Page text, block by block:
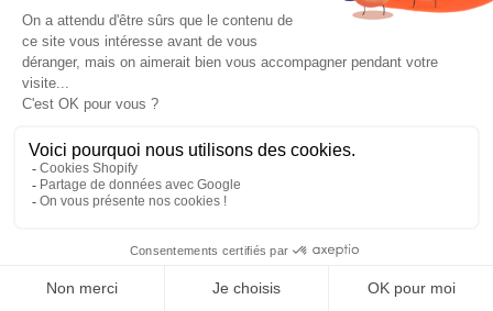
Build - Test - Learn *Repeat*